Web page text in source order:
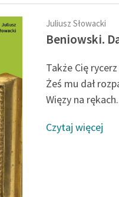
Juliusz Słowacki
Beniowski.
Także Cię
Żeś mu dał
Więzy na
Czytaj więcej